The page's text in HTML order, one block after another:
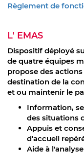
Règlement de
L' EMAS
Dispositif déployé
de quatre équipes
propose des
destination de la
et ou maintenir le
Information,
des situations
Appuis et
d'accueil
Aide à